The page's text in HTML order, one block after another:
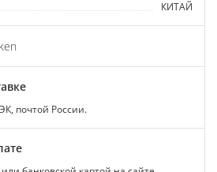
КИТАЙ
почтой России.